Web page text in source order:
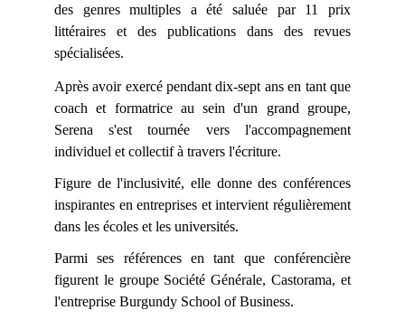
des genres multiples a été saluée par 11 prix
littéraires et des publications dans des revues
spécialisées.
Après avoir exercé pendant dix-sept ans en tant que
coach et formatrice au sein d'un grand groupe,
Serena s'est tournée vers l'accompagnement
individuel et collectif à travers l'écriture.
Figure de l'inclusivité, elle donne des conférences
inspirantes en entreprises et intervient régulièrement
dans les écoles et les universités.
Parmi ses références en tant que conférencière
figurent le groupe Société Générale, Castorama, et
l'entreprise Burgundy School of Business.